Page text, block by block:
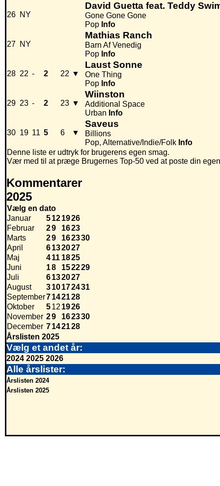
26 NY
David Guetta feat. Teddy
Gone Gone Gone
Pop Info
27 NY
Mathias Ranch
Barn Af Venedig
Pop Info
28 22 - 2 22 ▼
Laust Sonne
One Thing
Pop Info
29 23 - 2 23 ▼
Wiinston
Additional Space
Urban Info
30 19 11 5 6 ▼
Saveus
Billions
Pop, Alternative/Indie/Folk Info
Denne liste er udtryk for brugerens egen smag.
Vær med til at præge Brugernes Top-50 ved at poste din
Kommentarer
2025
Vælg en dato
Januar
5121926
Februar
29 1623
Marts
29 162330
April
6132027
Maj
411 1825
Juni
18 152229
Juli
6132027
August
310172431
September7142128
Oktober
512 1926
November 29 162330
December 7142128
Årslisten 2025
Vælg et andet år:
2024 2025 2026
Alle årslister:
Årslisten 2024
Årslisten 2025